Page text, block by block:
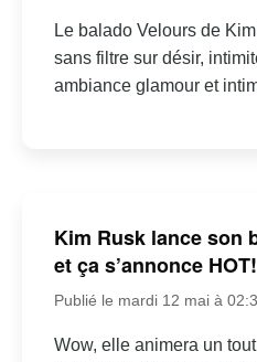
Le balado Velours de
sans filtre sur désir,
ambiance glamour et
Kim Rusk lance son
et ça s’annonce HOT!
Publié le mardi 12 mai à
Wow, elle animera un